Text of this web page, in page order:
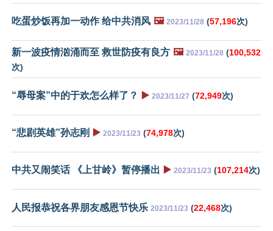
吃蛋炒饭再加一动作 给中共消风 🖼️ 2023/11/28 (57,196次)
新一波疫情汹涌而至 救世防疫有良方 🖼️ 2023/11/28 (100,532
次)
“辱母案”中的于欢怎么样了？ ▶️ 2023/11/27 (72,949次)
“悲剧英雄”孙志刚 ▶️ 2023/11/23 (74,978次)
中共又闹笑话 《上甘岭》暂停播出 ▶️ 2023/11/23 (107,214次)
人民报恭祝各界朋友感恩节快乐 2023/11/23 (22,468次)